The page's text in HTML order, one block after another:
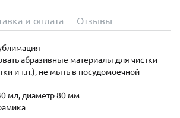
и оплата Отзывы
абразивные материалы для чистки
и т.п.), не мыть в посудомоечной
мл, диаметр 80 мм